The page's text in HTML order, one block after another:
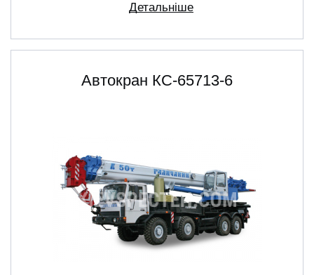
Детальніше
Автокран КС-65713-6